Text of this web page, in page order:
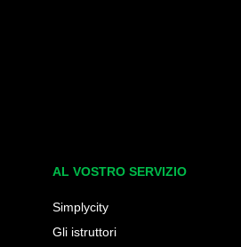
AL VOSTRO SERVIZIO
Simplycity
Gli istruttori